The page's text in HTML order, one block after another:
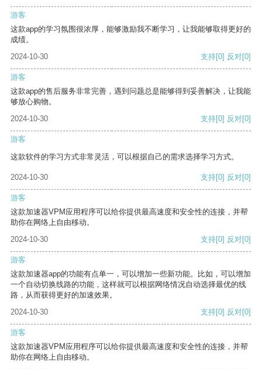
游客
这款app的学习氛围很浓厚，能够激励我不断学习，让我能够取得更好的
成绩。
2024-10-30
支持[0] 反对[0]
游客
这款app的售后服务非常完善，遇到问题总是能够得到妥善解决，让我能
够放心购物。
2024-10-30
支持[0] 反对[0]
游客
这款软件的学习方式非常灵活，可以根据自己的需求选择学习方式。
2024-10-30 支持[0] 反对[0]
游客
这款加速器VPM应用程序可以给你提供最高速度和安全性的连接，并帮
助你在网络上自由移动。
2024-10-30
支持[0] 反对[0]
游客
这款加速器app的功能有点单一，可以增加一些新功能。比如，可以增加
一个自动切换线路的功能，这样就可以根据网络情况自动选择最优的线
路，从而获得更好的加速效果。
2024-10-30
支持[0] 反对[0]
游客
这款加速器VPM应用程序可以给你提供最高速度和安全性的连接，并帮
助你在网络上自由移动。